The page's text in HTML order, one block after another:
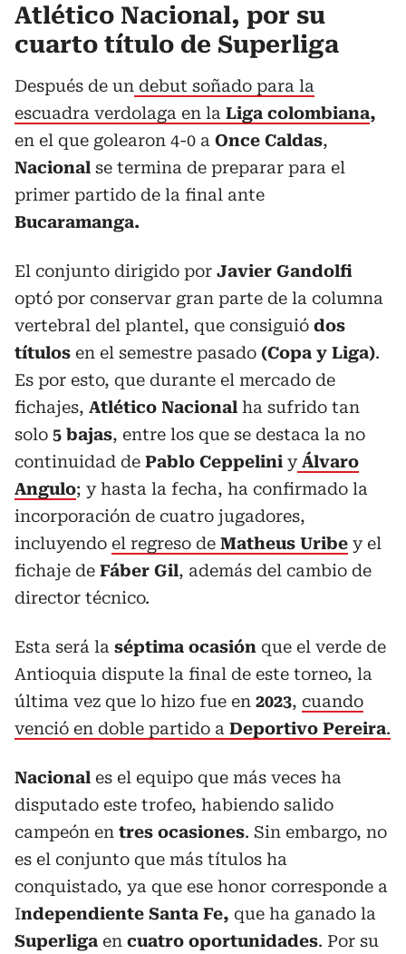
Atlético Nacional, por su
cuarto título de Superliga
Después de un debut soñado para la
escuadra verdolaga en la Liga colombiana,
en el que golearon 4-0 a Once Caldas,
Nacional se termina de preparar para el
primer partido de la final ante
Bucaramanga.
El conjunto dirigido por Javier Gandolfi
optó por conservar gran parte de la columna
vertebral del plantel, que consiguió dos
títulos en el semestre pasado (Copa y Liga).
Es por esto, que durante el mercado de
fichajes, Atlético Nacional ha sufrido tan
solo 5 bajas, entre los que se destaca la no
continuidad de Pablo Ceppelini y Álvaro
Angulo; y hasta la fecha, ha confirmado la
incorporación de cuatro jugadores,
incluyendo el regreso de Matheus Uribe y el
fichaje de Fáber Gil, además del cambio de
director técnico.
Esta será la séptima ocasión que el verde de
Antioquia dispute la final de este torneo, la
última vez que lo hizo fue en 2023, cuando
venció en doble partido a Deportivo Pereira.
Nacional es el equipo que más veces ha
disputado este trofeo, habiendo salido
campeón en tres ocasiones. Sin embargo, no
es el conjunto que más títulos ha
conquistado, ya que ese honor corresponde a
Independiente Santa Fe, que ha ganado la
Superliga en cuatro oportunidades. Por su